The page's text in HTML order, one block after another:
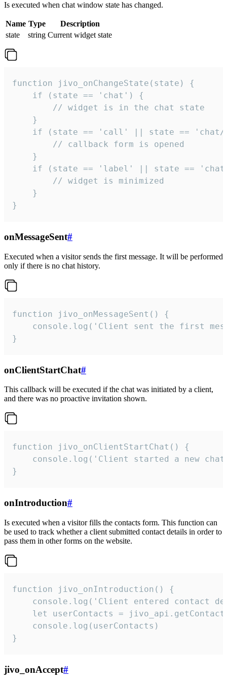
Is executed when chat window state has changed.
Name Type
Description
state
string Current widget state
function jivo_onChangeState(state) {
    if (state == 'chat') {
        // widget is in the chat state
    }
if (state == 'call' || state ==
        // callback form is opened
    }
if (state == 'label' || state ==
        // widget is minimized
    }
}
onMessageSent#
Executed when a visitor sends the first message. It will be performed
only if there is no chat history.
function jivo_onMessageSent() {
console.log('Client sent the first
}
onClientStartChat#
This callback will be executed if the chat was initiated by a client,
and there was no proactive invitation shown.
function jivo_onClientStartChat() {
console.log('Client started a new
}
onIntroduction#
Is executed when a visitor fills the contacts form. This function can
be used to track whether a client submitted contact details in order to
pass them in other forms on the website.
function jivo_onIntroduction() {
console.log('Client entered contact
let userContacts =
    console.log(userContacts)
}
jivo_onAccept#